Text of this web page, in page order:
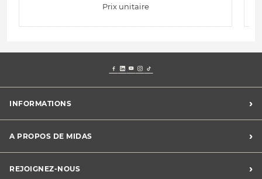
Prix unitaire
INFORMATIONS ›
Charte des cookies
Charte des données personnelles
CGV
A PROPOS DE MIDAS ›
Midas France
REJOIGNEZ-NOUS ›